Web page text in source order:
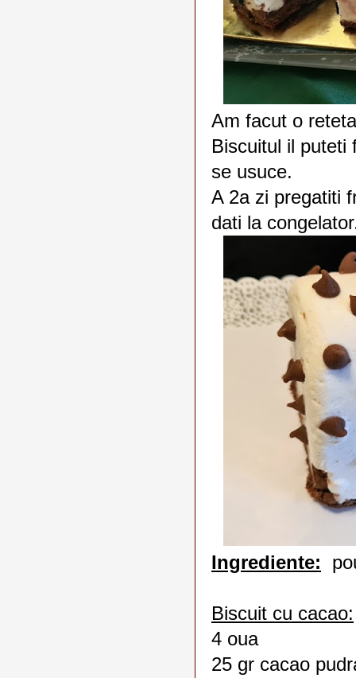
Am facut o
Biscuitul il puteti
se usuce.
A 2a zi pregatiti
dati la
Ingrediente:
Biscuit cu cacao:
4 oua
25 gr cacao